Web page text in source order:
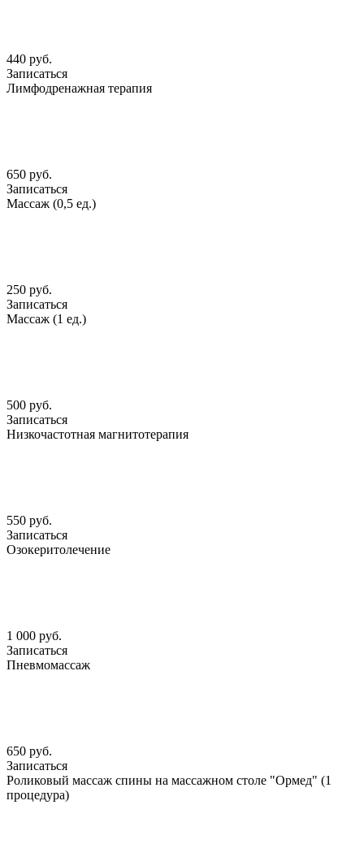
440 руб.
Записаться
Лимфодренажная терапия
650 руб.
Записаться
Массаж (0,5 ед.)
250 руб.
Записаться
Массаж (1 ед.)
500 руб.
Записаться
Низкочастотная магнитотерапия
550 руб.
Записаться
Озокеритолечение
1 000 руб.
Записаться
Пневмомассаж
650 руб.
Записаться
Роликовый массаж спины на массажном столе "Ормед" (1
процедура)